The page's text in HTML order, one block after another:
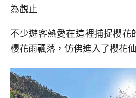
為觀止
不少遊客熱愛在這裡捕捉櫻花
櫻花雨飄落，仿佛進入了櫻花